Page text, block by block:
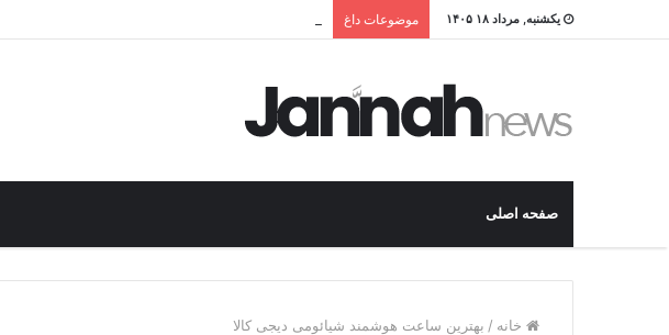
یکشنبه, مرداد ۱۸ ۱۴۰۵ موضوعات داغ
صفحه اصلی
خانه / بهترین ساعت هوشمند شیائومی دیجی کالا